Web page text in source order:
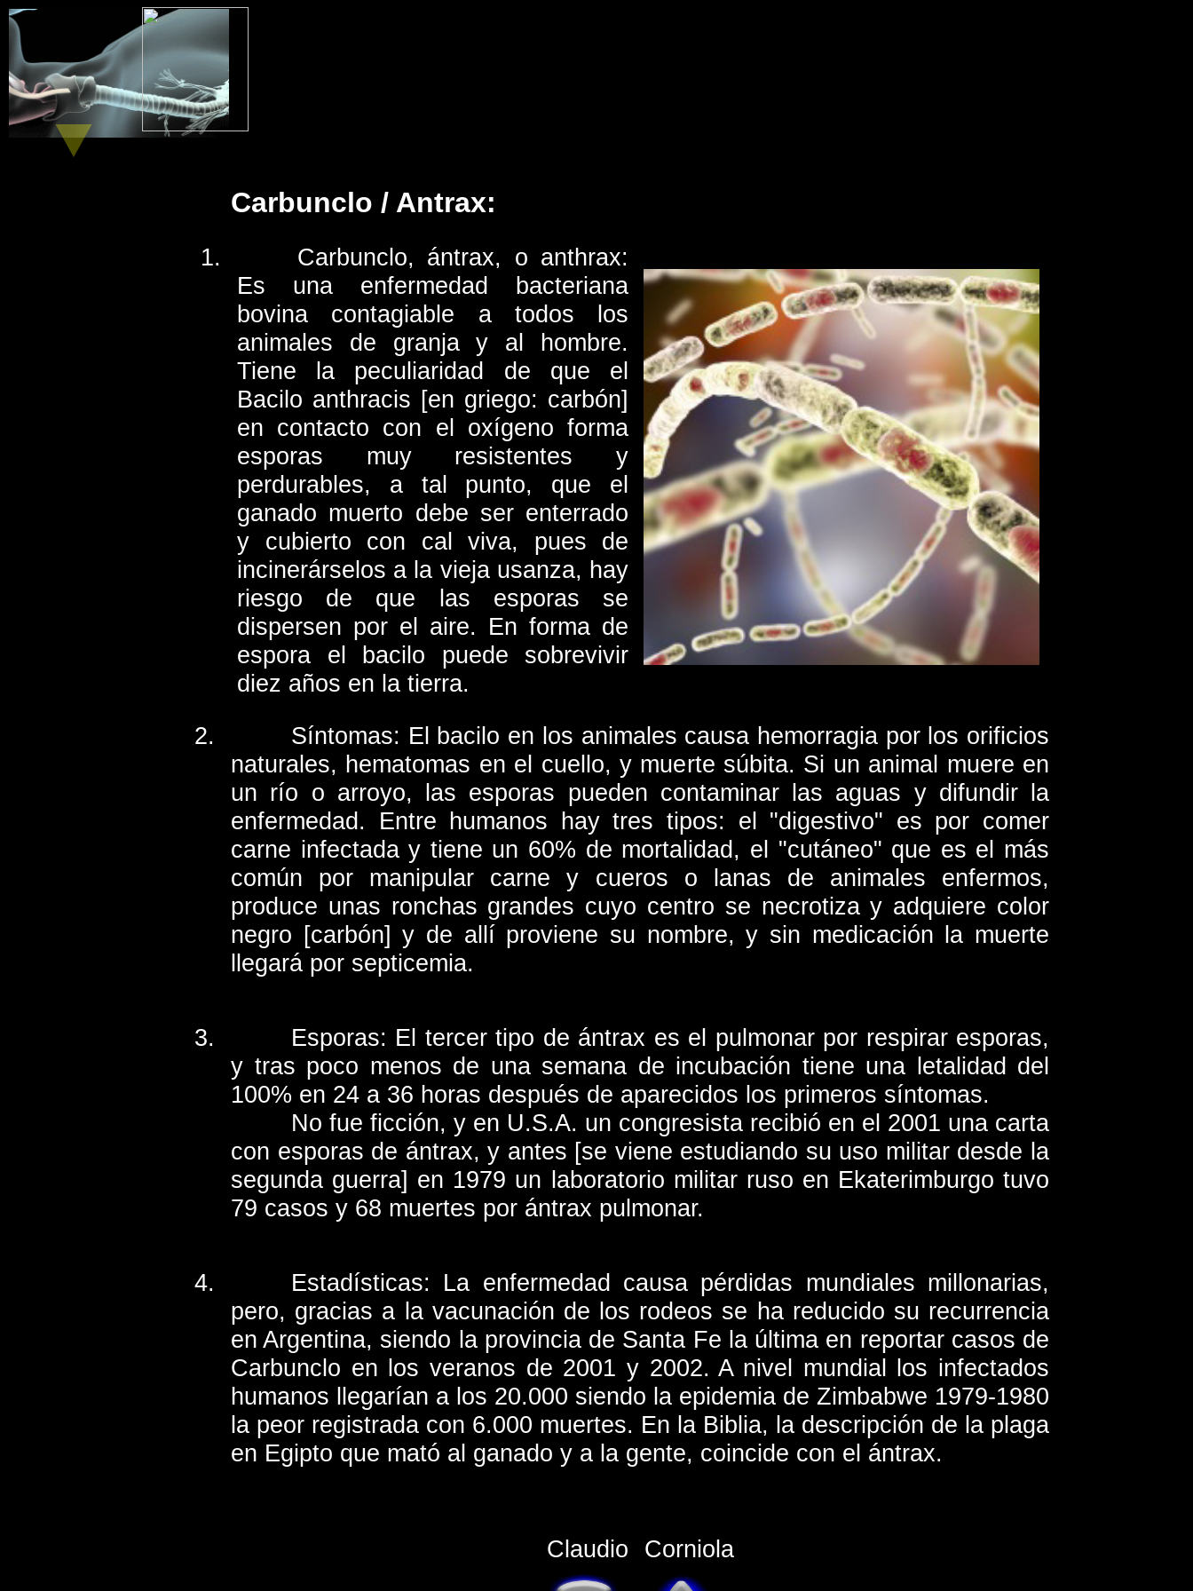
Carbunclo / Antrax:
Carbunclo, ántrax, o anthrax:
Es una enfermedad bacteriana
bovina contagiable a todos los
animales de granja y al hombre.
Tiene la peculiaridad de que el
Bacilo anthracis [en griego: carbón]
en contacto con el oxígeno forma
esporas muy resistentes y
perdurables, a tal punto, que el
ganado muerto debe ser enterrado
y cubierto con cal viva, pues de
incinerárselos a la vieja usanza, hay
riesgo de que las esporas se
dispersen por el aire. En forma de
espora el bacilo puede sobrevivir
diez años en la tierra.
Síntomas: El bacilo en los animales causa hemorragia por los orificios
naturales, hematomas en el cuello, y muerte súbita. Si un animal muere en
un río o arroyo, las esporas pueden contaminar las aguas y difundir la
enfermedad. Entre humanos hay tres tipos: el "digestivo" es por comer
carne infectada y tiene un 60% de mortalidad, el "cutáneo" que es el más
común por manipular carne y cueros o lanas de animales enfermos,
produce unas ronchas grandes cuyo centro se necrotiza y adquiere color
negro [carbón] y de allí proviene su nombre, y sin medicación la muerte
llegará por septicemia.
Esporas: El tercer tipo de ántrax es el pulmonar por respirar esporas,
y tras poco menos de una semana de incubación tiene una letalidad del
100% en 24 a 36 horas después de aparecidos los primeros síntomas.
No fue ficción, y en U.S.A. un congresista recibió en el 2001 una carta
con esporas de ántrax, y antes [se viene estudiando su uso militar desde la
segunda guerra] en 1979 un laboratorio militar ruso en Ekaterimburgo tuvo
79 casos y 68 muertes por ántrax pulmonar.
Estadísticas: La enfermedad causa pérdidas mundiales millonarias,
pero, gracias a la vacunación de los rodeos se ha reducido su recurrencia
en Argentina, siendo la provincia de Santa Fe la última en reportar casos de
Carbunclo en los veranos de 2001 y 2002. A nivel mundial los infectados
humanos llegarían a los 20.000 siendo la epidemia de Zimbabwe 1979-1980
la peor registrada con 6.000 muertes. En la Biblia, la descripción de la plaga
en Egipto que mató al ganado y a la gente, coincide con el ántrax.
Claudio Corniola